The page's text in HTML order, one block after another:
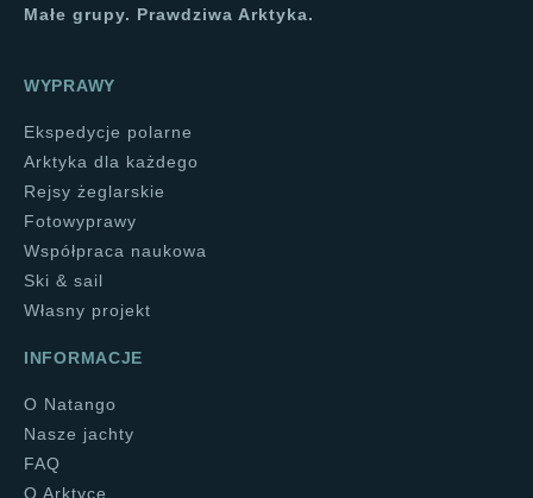
Małe grupy. Prawdziwa Arktyka.
WYPRAWY
Ekspedycje polarne
Arktyka dla każdego
Rejsy żeglarskie
Fotowyprawy
Współpraca naukowa
Ski & sail
Własny projekt
INFORMACJE
O Natango
Nasze jachty
FAQ
O Arktyce